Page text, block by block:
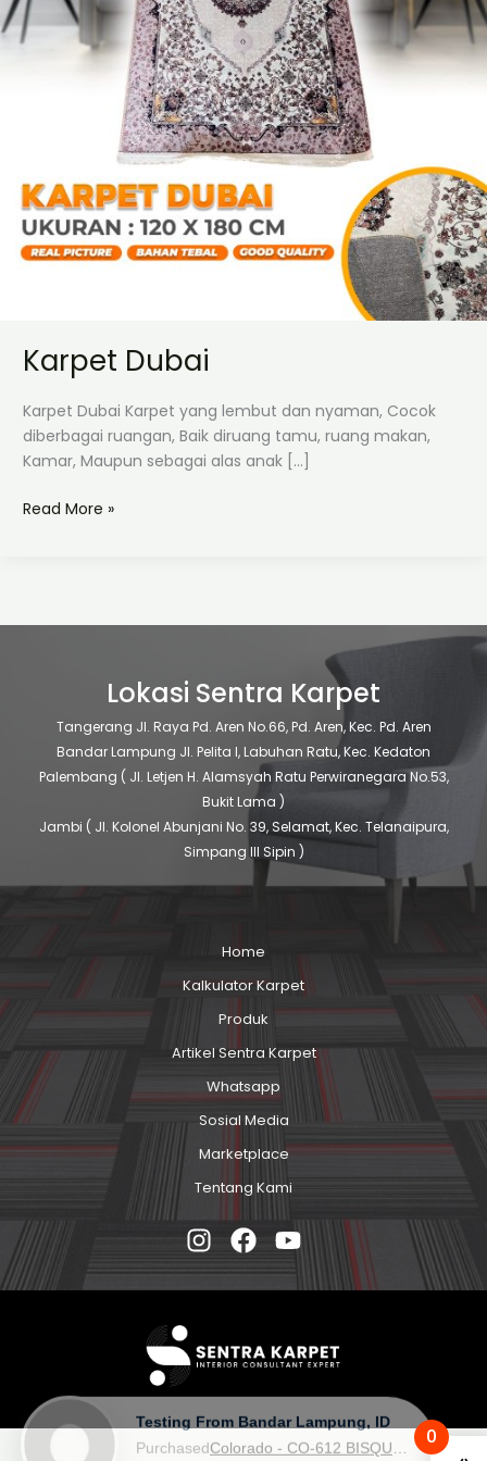
Karpet Dubai
Karpet Dubai Karpet yang lembut dan nyaman, Cocok
diberbagai ruangan, Baik diruang tamu, ruang makan,
Kamar, Maupun sebagai alas anak […]
Read More »
Lokasi Sentra Karpet
Tangerang Jl. Raya Pd. Aren No.66, Pd. Aren, Kec. Pd. Aren
Bandar Lampung Jl. Pelita I, Labuhan Ratu, Kec. Kedaton
Palembang ( Jl. Letjen H. Alamsyah Ratu Perwiranegara No.53,
Bukit Lama )
Jambi ( Jl. Kolonel Abunjani No. 39, Selamat, Kec. Telanaipura,
Simpang III Sipin )
Home
Kalkulator Karpet
Produk
Artikel Sentra Karpet
Whatsapp
Sosial Media
Marketplace
Tentang Kami
0